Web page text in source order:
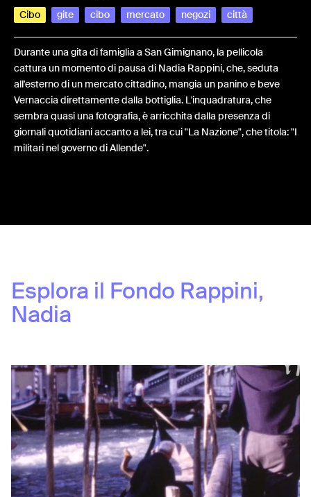
Cibo gite cibo mercato negozi città
Durante una gita di famiglia a San Gimignano, la pellicola
cattura un momento di pausa di Nadia Rappini, che, seduta
all'esterno di un mercato cittadino, mangia un panino e beve
Vernaccia direttamente dalla bottiglia. L'inquadratura, che
sembra quasi una fotografia, è arricchita dalla presenza di
giornali quotidiani accanto a lei, tra cui "La Nazione", che titola: "I
militari nel governo di Allende".
Esplora il Fondo Rappini,
Nadia